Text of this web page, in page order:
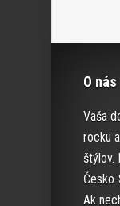
O nás
Vaša
rocku
štýlov.
Ak